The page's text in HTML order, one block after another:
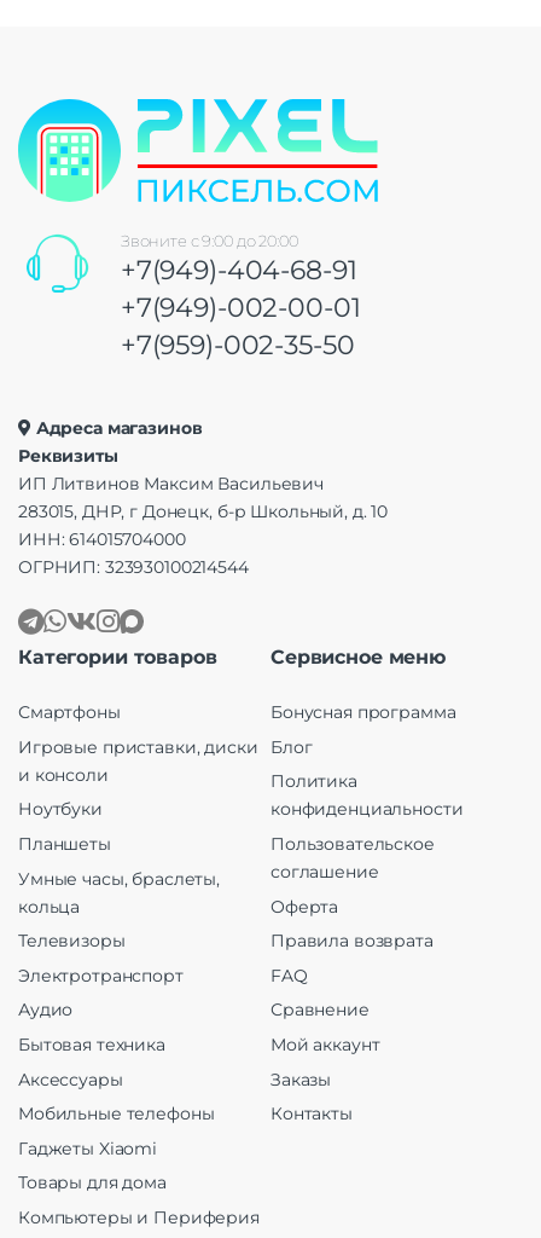
Звоните с 9:00 до 20:00
+7(949)-404-68-91
+7(949)-002-00-01
+7(959)-002-35-50
Адреса магазинов
Реквизиты
ИП Литвинов Максим Васильевич
283015, ДНР, г Донецк, б-р Школьный, д. 10
ИНН: 614015704000
ОГРНИП: 323930100214544
Категории товаров
Смартфоны
Игровые приставки, диски
и консоли
Ноутбуки
Планшеты
Умные часы, браслеты,
кольца
Телевизоры
Электротранспорт
Аудио
Бытовая техника
Аксессуары
Мобильные телефоны
Гаджеты Xiaomi
Товары для дома
Компьютеры и Периферия
Сервисное меню
Бонусная программа
Блог
Политика
конфиденциальности
Пользовательское
соглашение
Оферта
Правила возврата
FAQ
Сравнение
Мой аккаунт
Заказы
Контакты